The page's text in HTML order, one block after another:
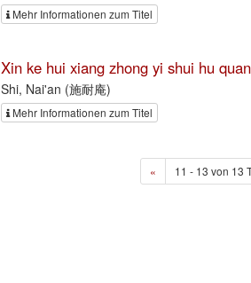
Mehr Informationen zum Titel
Xin ke hui xiang zhong yi shui hu
Shi, Nai'an (施耐庵)
Mehr Informationen zum Titel
« 11 - 13 von 13